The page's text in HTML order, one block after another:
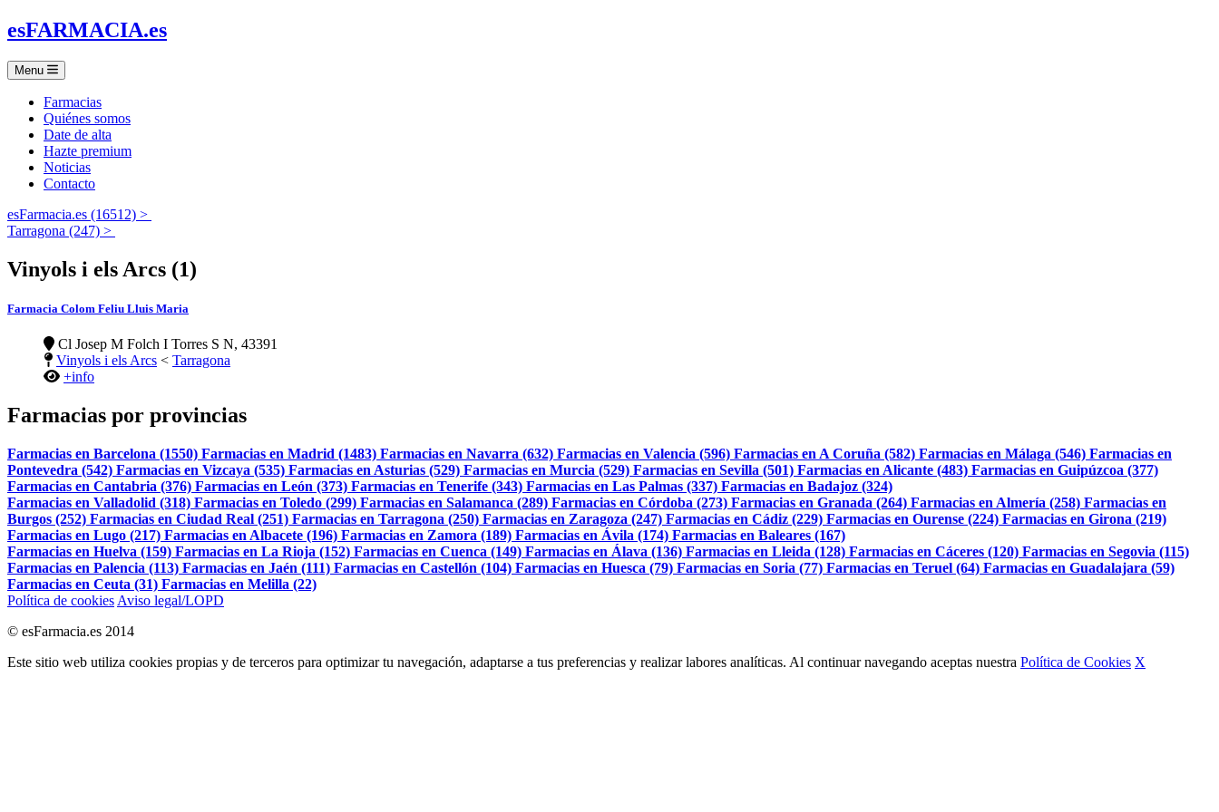
esFARMACIA.es
Menu
Farmacias
Quiénes somos
Date de alta
Hazte premium
Noticias
Contacto
esFarmacia.es (16512) >
Tarragona (247) >
Vinyols i els Arcs (1)
Farmacia Colom Feliu Lluis Maria
Cl Josep M Folch I Torres S N, 43391
Vinyols i els Arcs < Tarragona
+info
Farmacias por provincias
Farmacias en Barcelona (1550) Farmacias en Madrid (1483) Farmacias en Navarra (632) Farmacias en Valencia (596) Farmacias en A Coruña (582) Farmacias en Málaga (546) Farmacias en
Pontevedra (542) Farmacias en Vizcaya (535) Farmacias en Asturias (529) Farmacias en Murcia (529) Farmacias en Sevilla (501) Farmacias en Alicante (483) Farmacias en Guipúzcoa (377)
Farmacias en Cantabria (376) Farmacias en León (373) Farmacias en Tenerife (343) Farmacias en Las Palmas (337) Farmacias en Badajoz (324)
Farmacias en Valladolid (318) Farmacias en Toledo (299) Farmacias en Salamanca (289) Farmacias en Córdoba (273) Farmacias en Granada (264) Farmacias en Almería (258) Farmacias en
Burgos (252) Farmacias en Ciudad Real (251) Farmacias en Tarragona (250) Farmacias en Zaragoza (247) Farmacias en Cádiz (229) Farmacias en Ourense (224) Farmacias en Girona (219)
Farmacias en Lugo (217) Farmacias en Albacete (196) Farmacias en Zamora (189) Farmacias en Ávila (174) Farmacias en Baleares (167)
Farmacias en Huelva (159) Farmacias en La Rioja (152) Farmacias en Cuenca (149) Farmacias en Álava (136) Farmacias en Lleida (128) Farmacias en Cáceres (120) Farmacias en Segovia (115)
Farmacias en Palencia (113) Farmacias en Jaén (111) Farmacias en Castellón (104) Farmacias en Huesca (79) Farmacias en Soria (77) Farmacias en Teruel (64) Farmacias en Guadalajara (59)
Farmacias en Ceuta (31) Farmacias en Melilla (22)
Política de cookies Aviso legal/LOPD
© esFarmacia.es 2014
Este sitio web utiliza cookies propias y de terceros para optimizar tu navegación, adaptarse a tus preferencias y realizar labores analíticas. Al continuar navegando aceptas nuestra Política de Cookies X